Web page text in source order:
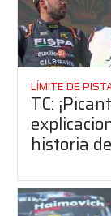
LÍMITE DE
TC:
historia